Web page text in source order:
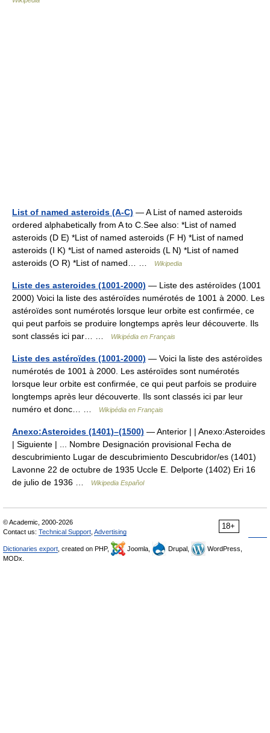
List of named asteroids (A-C) — A List of named asteroids
ordered alphabetically from A to C.See also: *List of named
asteroids (D E) *List of named asteroids (F H) *List of named
asteroids (I K) *List of named asteroids (L N) *List of named
asteroids (O R) *List of named… …
Wikipedia
Liste des asteroides (1001-2000) — Liste des astéroïdes (1001
2000) Voici la liste des astéroïdes numérotés de 1001 à 2000. Les
astéroïdes sont numérotés lorsque leur orbite est confirmée, ce
qui peut parfois se produire longtemps après leur découverte. Ils
sont classés ici par… …
Wikipédia en Français
Liste des astéroïdes (1001-2000) — Voici la liste des astéroïdes
numérotés de 1001 à 2000. Les astéroïdes sont numérotés
lorsque leur orbite est confirmée, ce qui peut parfois se produire
longtemps après leur découverte. Ils sont classés ici par leur
numéro et donc… …
Wikipédia en Français
Anexo:Asteroides (1401)–(1500) — Anterior | | Anexo:Asteroides
| Siguiente | ... Nombre Designación provisional Fecha de
descubrimiento Lugar de descubrimiento Descubridor/es (1401)
Lavonne 22 de octubre de 1935 Uccle E. Delporte (1402) Eri 16
de julio de 1936 …
Wikipedia Español
18+
© Academic, 2000-2026
Contact us: Technical Support Advertising
Dictionaries export , created on PHP, Joomla, Drupal,
WordPress,
MODx.